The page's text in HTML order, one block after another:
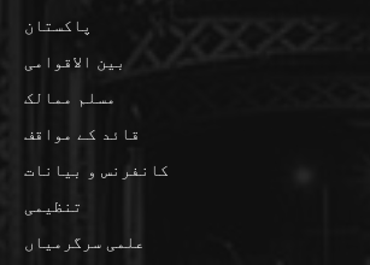
پاکستان
بین الاقوامی
مسلم ممالک
قائد کے مواقف
کانفرنس و بیانات
تنظیمی
علمی سرگرمیاں